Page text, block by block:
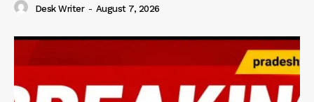
Desk Writer - August 7, 2026